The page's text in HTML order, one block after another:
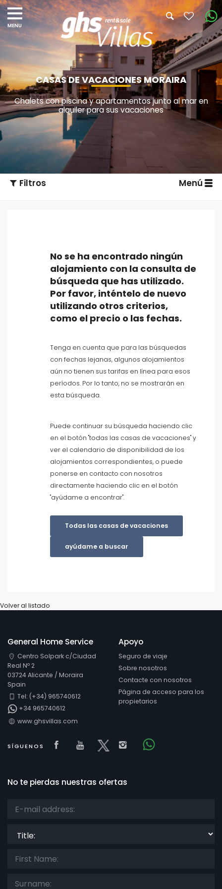
CASAS DE VACACIONES MORAIRA
Chalets con piscina y apartamentos junto al mar en
alquiler para sus vacaciones
Filtros Menú
Tipo de alojamiento
Personas
Cuartos de baño
Limpiar filtros
Servicios populares
Distancias
Confort
Servicios
Vistas
Novedades
No se ha encontrado ningún
alojamiento con la consulta de
búsqueda que has utilizado.
Por favor, inténtelo de nuevo
utilizando otros criterios,
como el precio o las fechas.
Tenga en cuenta que para las búsquedas
con fechas lejanas, algunos alojamientos
aún no tienen sus tarifas en línea para esos
períodos. Por lo tanto, no se mostrarán en
esta búsqueda.
Puede continuar su búsqueda haciendo clic
en el botón "todas las casas de vacaciones" y
ver el calendario de disponibilidad de los
alojamientos correspondientes, o puede
ponerse en contacto con nosotros
directamente haciendo clic en el botón
"ayúdame a encontrar".
Todas las casas de vacaciones
ayúdame a buscar
Volver al listado
General Home Service
Centro Solpark c/Ciudad
Real Nº 2
03724 Alicante / Moraira
Spain
Tel: (+34) 965740612
+34 965740612
www.ghsvillas.com
SÍGUENOS Visit our Facebook page
Visit our youtube page
Visit our x page
Visit our isntagram
Visit our
Apoyo
Seguro de viaje
Sobre nosotros
Contacte con nosotros
Página de acceso para los
propietarios
No te pierdas nuestras ofertas